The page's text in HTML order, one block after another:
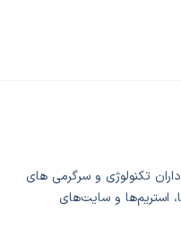
تکنولوژی و سرگرمی های
استریم‌ها و سایت‌های